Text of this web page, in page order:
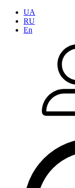
UA
RU
En